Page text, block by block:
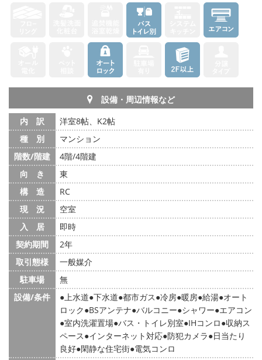
設備・周辺情報など
内 訳
洋室8帖、K2帖
種 別
マンション
階数/階建
4階/4階建
向 き
東
構 造
RC
現 況
空室
入 居
即時
契約期間
2年
取引態様
一般媒介
駐車場
無
設備/条件
上水道 下水道 都市ガス 冷房 暖房 給湯 オート
ロック BSアンテナ バルコニー シャワー エアコン
室内洗濯置場 バス・トイレ別室 IHコンロ 収納ス
ペース インターネット対応 防犯カメラ
日当たり
良好 閑静な住宅街 電気コンロ